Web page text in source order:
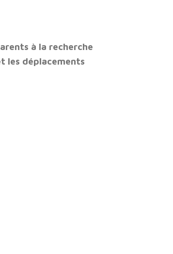
à la recherche
les déplacements